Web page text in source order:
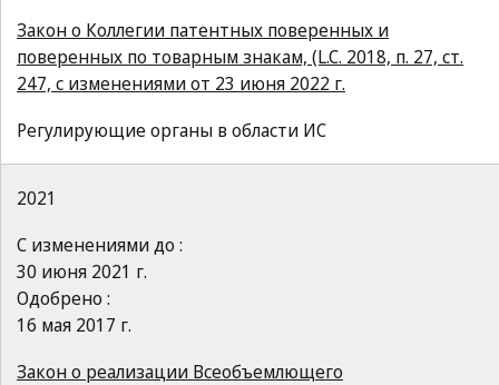
Закон о Коллегии патентных поверенных и
поверенных по товарным знакам, (L.C. 2018, п. 27, ст.
247, с изменениями от 23 июня 2022 г.
Регулирующие органы в области ИС
2021
С изменениями до :
30 июня 2021 г.
Одобрено :
16 мая 2017 г.
Закон о реализации Всеобъемлющего